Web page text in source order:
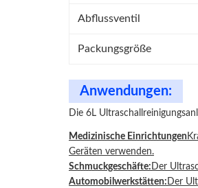
Abflussventil
Packungsgröße
Anwendungen:
Die 6L
Medizinische Einrichtungen
Geräten verwenden.
Schmuckgeschäfte: Der
Automobilwerkstätten: Der